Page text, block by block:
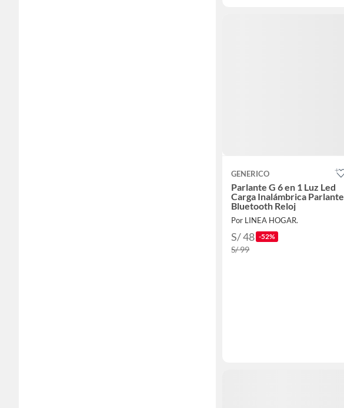
GENERICO
Parlante G 6 en 1 Luz Led
Carga Inalámbrica Parlante
Bluetooth Reloj
Por LINEA HOGAR.
S/ 48 -52%
S/ 99